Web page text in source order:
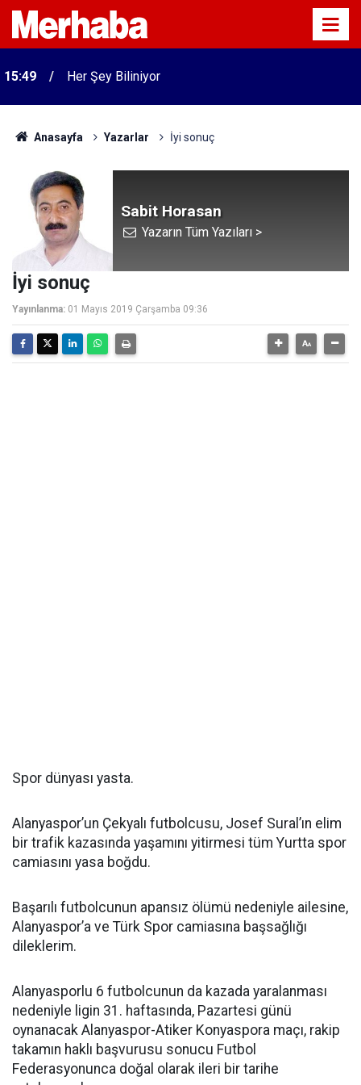
15:49 Her Şey Biliniyor
Anasayfa Yazarlar İyi sonuç
Sabit Horasan
Yazarın Tüm Yazıları >
İyi sonuç
Yayınlanma: 01 Mayıs 2019 Çarşamba 09:36
Spor dünyası yasta.
Alanyaspor’un Çekyalı futbolcusu, Josef Sural’ın elim
bir trafik kazasında yaşamını yitirmesi tüm Yurtta spor
camiasını yasa boğdu.
Başarılı futbolcunun apansız ölümü nedeniyle ailesine,
Alanyaspor’a ve Türk Spor camiasına başsağlığı
dileklerim.
Alanyasporlu 6 futbolcunun da kazada yaralanması
nedeniyle ligin 31. haftasında, Pazartesi günü
oynanacak Alanyaspor-Atiker Konyaspora maçı, rakip
takamın haklı başvurusu sonucu Futbol
Federasyonunca doğal olarak ileri bir tarihe